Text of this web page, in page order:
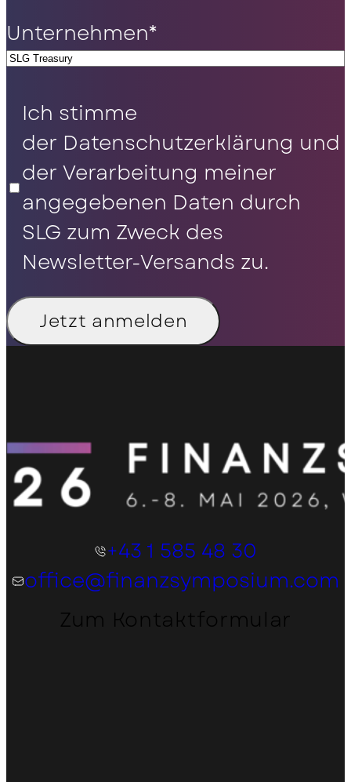
Unternehmen*
Datenschutz*
Ich stimme
der Datenschutzerklärung und
der Verarbeitung meiner
angegebenen Daten durch
SLG zum Zweck des
Newsletter-Versands zu.
Jetzt anmelden
+43 1 585 48 30
office@finanzsymposium.com
Zum Kontaktformular